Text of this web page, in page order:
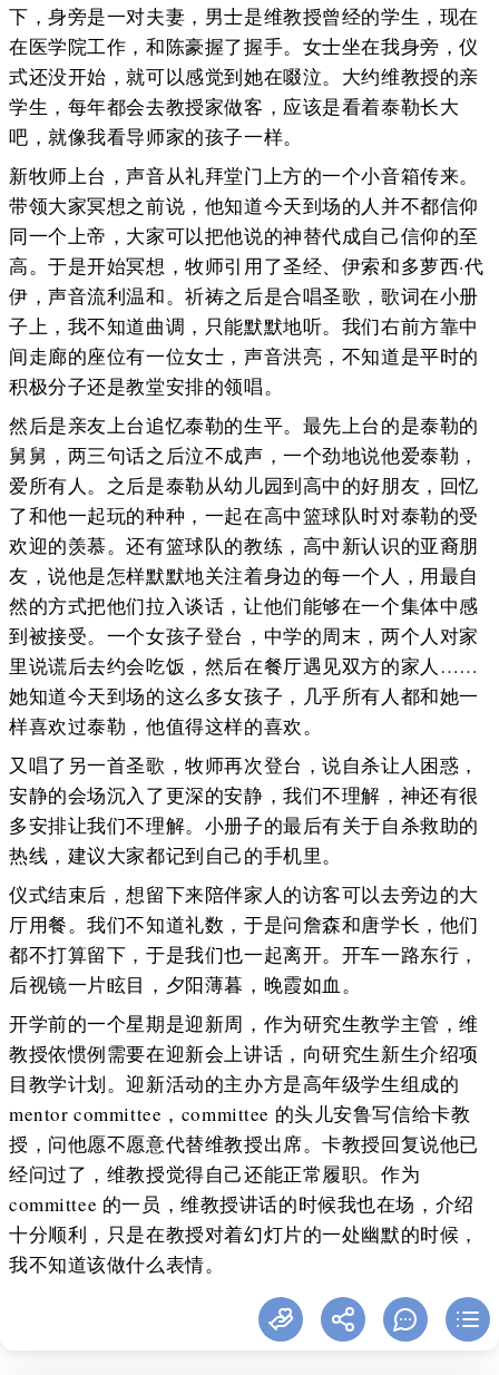
下，身旁是一对夫妻，男士是维教授曾经的学生，现在
在医学院工作，和陈豪握了握手。女士坐在我身旁，仪
式还没开始，就可以感觉到她在啜泣。大约维教授的亲
学生，每年都会去教授家做客，应该是看着泰勒长大
吧，就像我看导师家的孩子一样。
新牧师上台，声音从礼拜堂门上方的一个小音箱传来。
带领大家冥想之前说，他知道今天到场的人并不都信仰
同一个上帝，大家可以把他说的神替代成自己信仰的至
高。于是开始冥想，牧师引用了圣经、伊索和多萝西·代
伊，声音流利温和。祈祷之后是合唱圣歌，歌词在小册
子上，我不知道曲调，只能默默地听。我们右前方靠中
间走廊的座位有一位女士，声音洪亮，不知道是平时的
积极分子还是教堂安排的领唱。
然后是亲友上台追忆泰勒的生平。最先上台的是泰勒的
舅舅，两三句话之后泣不成声，一个劲地说他爱泰勒，
爱所有人。之后是泰勒从幼儿园到高中的好朋友，回忆
了和他一起玩的种种，一起在高中篮球队时对泰勒的受
欢迎的羡慕。还有篮球队的教练，高中新认识的亚裔朋
友，说他是怎样默默地关注着身边的每一个人，用最自
然的方式把他们拉入谈话，让他们能够在一个集体中感
到被接受。一个女孩子登台，中学的周末，两个人对家
里说谎后去约会吃饭，然后在餐厅遇见双方的家人……
她知道今天到场的这么多女孩子，几乎所有人都和她一
样喜欢过泰勒，他值得这样的喜欢。
又唱了另一首圣歌，牧师再次登台，说自杀让人困惑，
安静的会场沉入了更深的安静，我们不理解，神还有很
多安排让我们不理解。小册子的最后有关于自杀救助的
热线，建议大家都记到自己的手机里。
仪式结束后，想留下来陪伴家人的访客可以去旁边的大
厅用餐。我们不知道礼数，于是问詹森和唐学长，他们
都不打算留下，于是我们也一起离开。开车一路东行，
后视镜一片眩目，夕阳薄暮，晚霞如血。
开学前的一个星期是迎新周，作为研究生教学主管，维
教授依惯例需要在迎新会上讲话，向研究生新生介绍项
目教学计划。迎新活动的主办方是高年级学生组成的
mentor committee，committee 的头儿安鲁写信给卡教
授，问他愿不愿意代替维教授出席。卡教授回复说他已
经问过了，维教授觉得自己还能正常履职。作为
committee 的一员，维教授讲话的时候我也在场，介绍
十分顺利，只是在教授对着幻灯片的一处幽默的时候，
我不知道该做什么表情。